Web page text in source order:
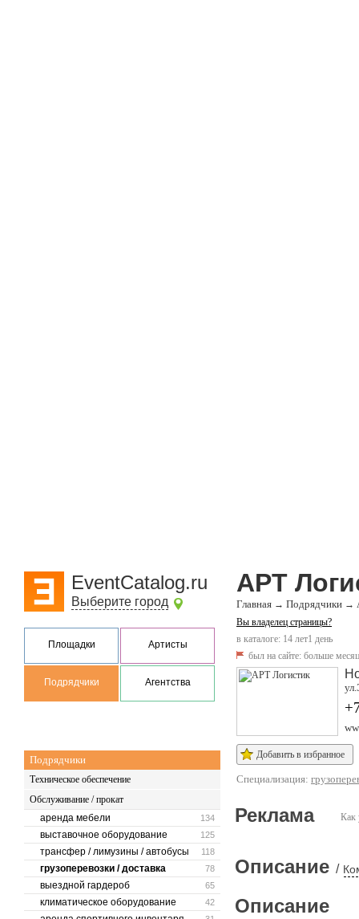
EventCatalog.ru
Выберите город
Площадки Артисты
Подрядчики Агентства
Подрядчики
Техническое обеспечение
Обслуживание / прокат
134
аренда мебели
125
выставочное оборудование
118
трансфер / лимузины / автобусы
78
грузоперевозки / доставка
65
выездной гардероб
42
климатическое оборудование
АРТ
Главная → Подрядчики →
Вы владелец страницы?
в каталоге: 14 лет1 день
был на сайте: больше
Добавить в избранное
Специализация:
Как
Реклама
Описание /
Описание